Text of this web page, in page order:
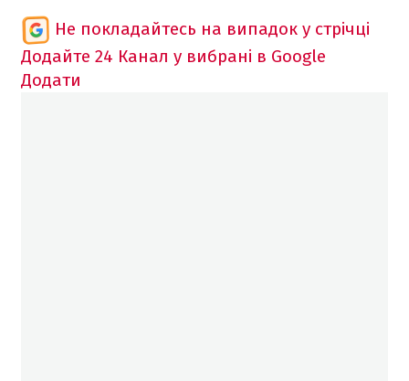
Не покладайтесь на випадок у стрічці
Додайте 24 Канал у вибрані в Google
Додати